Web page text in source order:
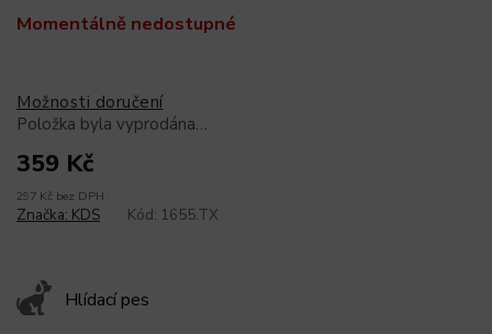
359 Kč
297 Kč bez DPH
Momentálně nedostupné
Možnosti doručení
Položka byla vyprodána…
Hlídací pes
Značka: KDS Kód: 1655.TX